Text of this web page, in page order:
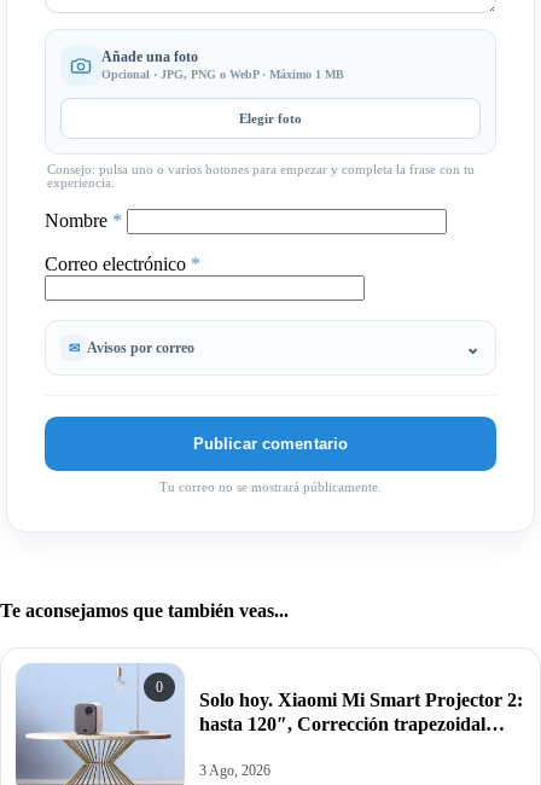
Añade una foto
Opcional · JPG, PNG o WebP · Máximo 1 MB
Elegir foto
Consejo: pulsa uno o varios botones para empezar y completa la frase con tu
experiencia.
Nombre *
Correo electrónico *
Avisos por correo
Tu correo no se mostrará públicamente.
Te aconsejamos que también veas...
0
Solo hoy. Xiaomi Mi Smart Projector 2:
hasta 120″, Corrección trapezoidal
1,2:1 por 480€ antes 699€.
3 Ago, 2026